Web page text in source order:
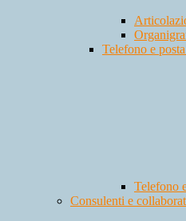
Telefono e
Telefono
Consulenti e